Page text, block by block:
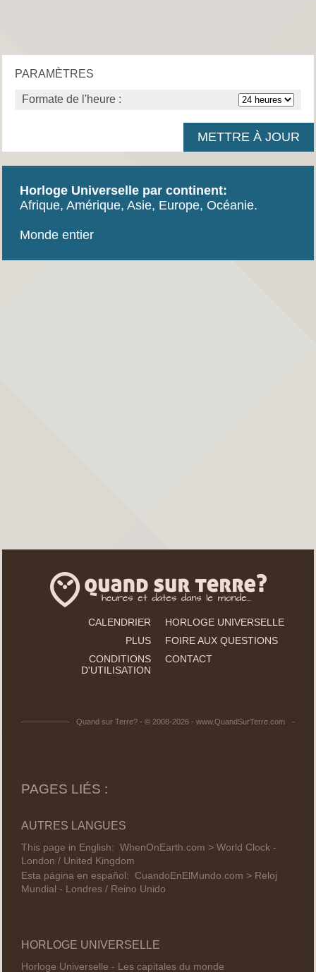
PARAMÈTRES
Formate de l'heure :
Horloge Universelle par continent:
Afrique, Amérique, Asie, Europe, Océanie.
Monde entier
CALENDRIER
HORLOGE UNIVERSELLE
PLUS
FOIRE AUX QUESTIONS
CONDITIONS
D'UTILISATION
CONTACT
Quand sur Terre? - © 2008-2026 - www.QuandSurTerre.com
PAGES LIÉS :
AUTRES LANGUES
This page in English: WhenOnEarth.com > World Clock -
London / United Kingdom
Esta página en español: CuandoEnElMundo.com > Reloj
Mundial - Londres / Reino Unido
HORLOGE UNIVERSELLE
Horloge Universelle - Les capitales du monde